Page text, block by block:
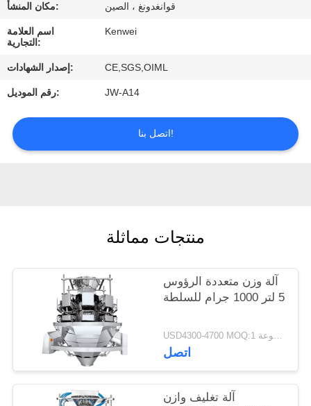
ضبط
الجودة
اتصل
بنا
طلب
مكان المنشأ: قوانغدونغ ، الصين
اسم العلامة
التجارية:
Kenwei
إصدار الشهادات: CE,SGS,OIML
رقم الموديل: JW-A14
اتصل بنا!
منتجات مماثلة
آلة وزن متعددة الرؤوس
5 لتر 1000 جرام للسلطة
USD4300-4700 MOQ:1 مجموعة
اتصل
آلة تغليف وازن